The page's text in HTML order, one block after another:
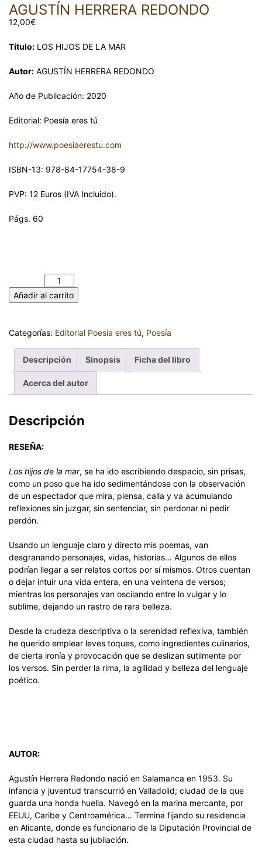
AGUSTÍN HERRERA REDONDO
12,00€
Título: LOS HIJOS DE LA MAR
Autor: AGUSTÍN HERRERA REDONDO
Año de Publicación: 2020
Editorial: Poesía eres tú
http://www.poesiaerestu.com
ISBN-13: 978-84-17754-38-9
PVP: 12 Euros (IVA Incluido).
Págs. 60
Añadir al carrito
Categorías: Editorial Poesía eres tú, Poesía
Descripción Sinopsis Ficha del libro
Acerca del autor
Descripción
RESEÑA:
Los hijos de la mar, se ha ido escribiendo despacio, sin prisas,
como un poso que ha ido sedimentándose con la observación
de un espectador que mira, piensa, calla y va acumulando
reflexiones sin juzgar, sin sentenciar, sin perdonar ni pedir
perdón.
Usando un lenguaje claro y directo mis poemas, van
desgranando personajes, vidas, historias… Algunos de ellos
podrían llegar a ser relatos cortos por sí mismos. Otros cuentan
o dejar intuir una vida entera, en una veintena de versos;
mientras los personajes van oscilando entre lo vulgar y lo
sublime, dejando un rastro de rara belleza.
Desde la crudeza descriptiva o la serenidad reflexiva, también
he querido emplear leves toques, como ingredientes culinarios,
de cierta ironía y provocación que se deslizan sutilmente por
los versos. Sin perder la rima, la agilidad y belleza del lenguaje
poético.
AUTOR:
Agustín Herrera Redondo nació en Salamanca en 1953. Su
infancia y juventud transcurrió en Valladolid; ciudad de la que
guarda una honda huella. Navegó en la marina mercante, por
EEUU, Caribe y Centroamérica… Termina fijando su residencia
en Alicante, donde es funcionario de la Diputación Provincial de
esta ciudad hasta su jubilación.